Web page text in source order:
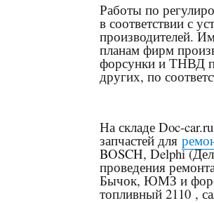
Работы по
в соответствии с
производителей.
планам фирм
форсунки и ТНВД
других, по
На складе Doc-
запчастей для
BOSCH, Delphi
проведения
Бычок, ЮМЗ и
топливный 2110,